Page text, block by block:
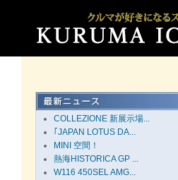
COLLEZIONE 新展示場...
｢JAPAN LOTUS DA...
MINI 空間！
熱海HISTORICA GP ...
W116 450SEL AMG...